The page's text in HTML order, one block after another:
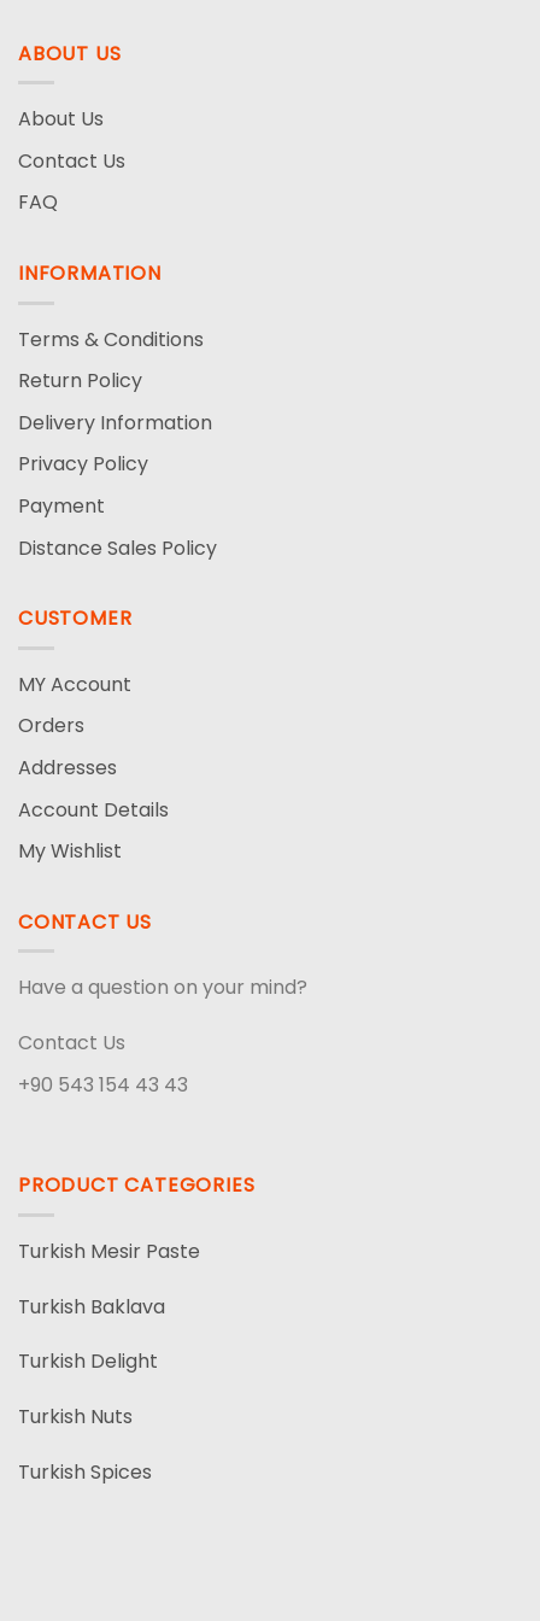
ABOUT US
About Us
Contact Us
FAQ
INFORMATION
Terms & Conditions
Return Policy
Delivery Information
Privacy Policy
Payment
Distance Sales Policy
CUSTOMER
MY Account
Orders
Addresses
Account Details
My Wishlist
CONTACT US
Have a question on your mind?
Contact Us
+90 543 154 43 43
PRODUCT CATEGORIES
Turkish Mesir Paste
Turkish Baklava
Turkish Delight
Turkish Nuts
Turkish Spices